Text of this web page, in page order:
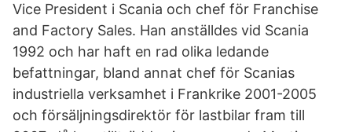
Vice President i Scania och chef för Franchise
and Factory Sales. Han anställdes vid Scania
1992 och har haft en rad olika ledande
befattningar, bland annat chef för Scanias
industriella verksamhet i Frankrike 2001-2005
och försäljningsdirektör för lastbilar fram till